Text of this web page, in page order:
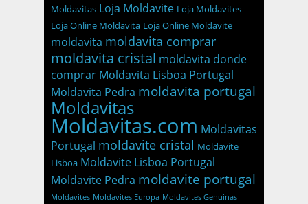
Moldavitas Loja Moldavite Loja Moldavites
Loja Online Moldavita Loja Online Moldavite
moldavita moldavita comprar
moldavita cristal moldavita donde
comprar Moldavita Lisboa Portugal
Moldavita Pedra moldavita portugal
Moldavitas
Moldavitas.com Moldavitas
Portugal moldavite cristal Moldavite
Lisboa Moldavite Lisboa Portugal
Moldavite Pedra moldavite portugal
Moldavites Moldavites Europa Moldavites Genuinas